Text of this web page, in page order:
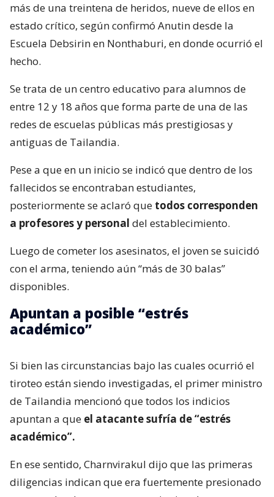
más de una treintena de heridos, nueve de ellos en
estado crítico, según confirmó Anutin desde la
Escuela Debsirin en Nonthaburi, en donde ocurrió el
hecho.
Se trata de un centro educativo para alumnos de
entre 12 y 18 años que forma parte de una de las
redes de escuelas públicas más prestigiosas y
antiguas de Tailandia.
Pese a que en un inicio se indicó que dentro de los
fallecidos se encontraban estudiantes,
posteriormente se aclaró que todos corresponden
a profesores y personal del establecimiento.
Luego de cometer los asesinatos, el joven se suicidó
con el arma, teniendo aún “más de 30 balas”
disponibles.
Apuntan a posible “estrés
académico”
Si bien las circunstancias bajo las cuales ocurrió el
tiroteo están siendo investigadas, el primer ministro
de Tailandia mencionó que todos los indicios
apuntan a que el atacante sufría de “estrés
académico”.
En ese sentido, Charnvirakul dijo que las primeras
diligencias indican que era fuertemente presionado